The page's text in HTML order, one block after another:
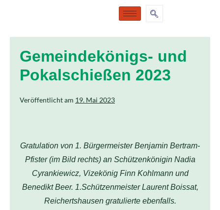
Gemeindekönigs- und
Pokalschießen 2023
Veröffentlicht am 19. Mai 2023
Gratulation von 1. Bürgermeister Benjamin Bertram-
Pfister (im Bild rechts) an Schützenkönigin Nadia
Cyrankiewicz, Vizekönig Finn Kohlmann und
Benedikt Beer. 1.Schützenmeister Laurent Boissat,
Reichertshausen gratulierte ebenfalls.